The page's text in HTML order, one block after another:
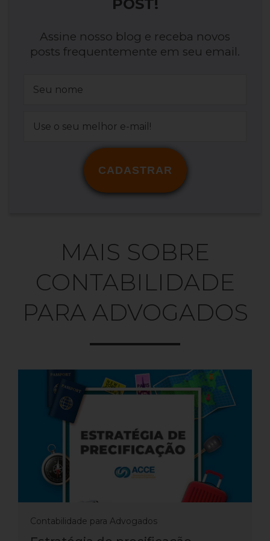
POST!
Assine nosso blog e receba novos
posts frequentemente em seu email.
CADASTRAR
MAIS SOBRE
CONTABILIDADE
PARA ADVOGADOS
Contabilidade para Advogados